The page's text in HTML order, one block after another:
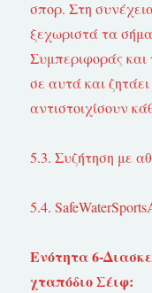
σπορ. Στη
ξεχωριστά τα
Συμπεριφοράς και
σε αυτά και
αντιστοιχίσουν
5.3. Συζήτηση με
5.4.
Ενότητα 6-
χταπόδιο Σέιφ: